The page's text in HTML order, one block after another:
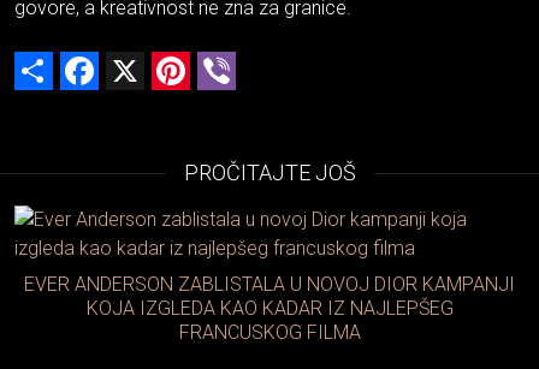
govore, a kreativnost ne zna za granice.
Share Facebook Pinterest
PROČITAJTE JOŠ
EVER ANDERSON ZABLISTALA U NOVOJ DIOR KAMPANJI
KOJA IZGLEDA KAO KADAR IZ NAJLEPŠEG
FRANCUSKOG FILMA